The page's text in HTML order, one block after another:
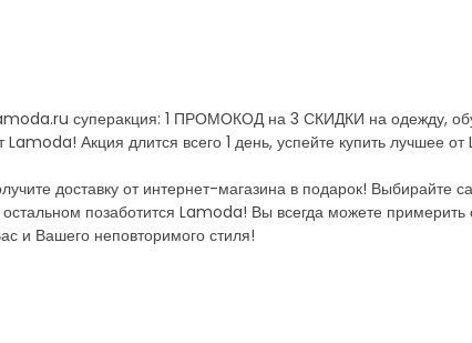
суперакция: 1 ПРОМОКОД на 3 СКИДКИ на одежду,
Акция длится всего 1 день, успейте купить лучшее
доставку от интернет-магазина в подарок! Выбирайте
позаботится Lamoda! Вы всегда можете примерить
и Вашего неповторимого стиля!